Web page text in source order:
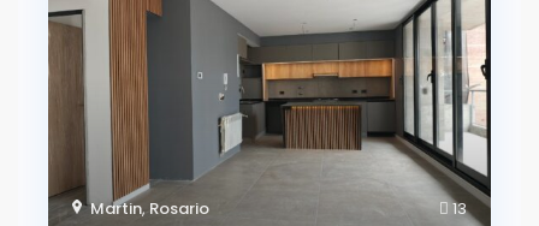
13
Martin, Rosario